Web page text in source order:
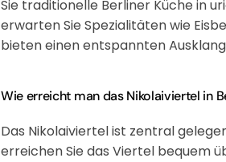
Sie traditionelle Berliner Küche in
erwarten Sie Spezialitäten wie
bieten einen entspannten
Wie erreicht man das Nikolaiviertel in
Das Nikolaiviertel ist zentral
erreichen Sie das Viertel bequem